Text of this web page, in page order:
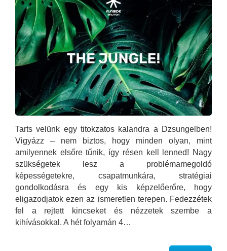
Tarts velünk egy titokzatos kalandra a Dzsungelben!
Vigyázz – nem biztos, hogy minden olyan, mint
amilyennek elsőre tűnik, így résen kell lenned! Nagy
szükségetek lesz a problémamegoldó
képességetekre, csapatmunkára, stratégiai
gondolkodásra és egy kis képzelőerőre, hogy
eligazodjatok ezen az ismeretlen terepen. Fedezzétek
fel a rejtett kincseket és nézzetek szembe a
kihívásokkal. A hét folyamán 4…